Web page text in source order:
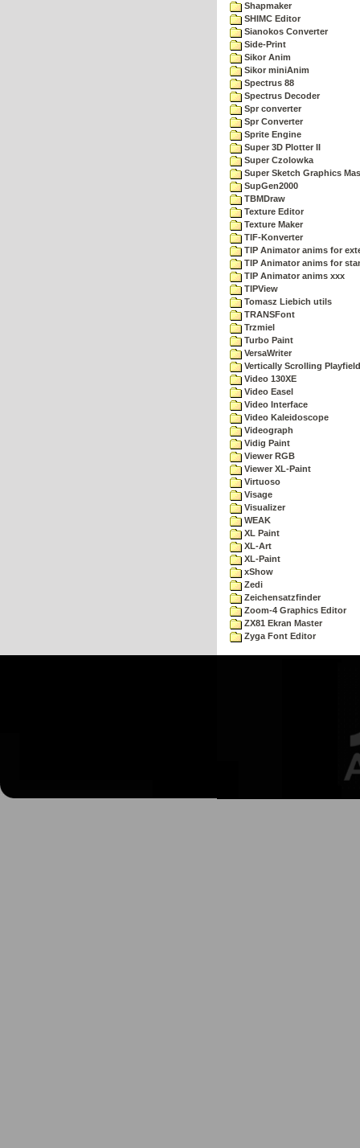
Shapmaker
SHIMC Editor
Sianokos Converter
Side-Print
Sikor Anim
Sikor miniAnim
Spectrus 88
Spectrus Decoder
Spr converter
Spr Converter
Sprite Engine
Super 3D Plotter II
Super Czolowka
Super Sketch Graphics
SupGen2000
TBMDraw
Texture Editor
Texture Maker
TIF-Konverter
TIP Animator anims for
TIP Animator anims for
TIP Animator anims xxx
TIPView
Tomasz Liebich utils
TRANSFont
Trzmiel
Turbo Paint
VersaWriter
Vertically Scrolling
Video 130XE
Video Easel
Video Interface
Video Kaleidoscope
Videograph
Vidig Paint
Viewer RGB
Viewer XL-Paint
Virtuoso
Visage
Visualizer
WEAK
XL Paint
XL-Art
XL-Paint
xShow
Zedi
Zeichensatzfinder
Zoom-4 Graphics Editor
ZX81 Ekran Master
Zyga Font Editor